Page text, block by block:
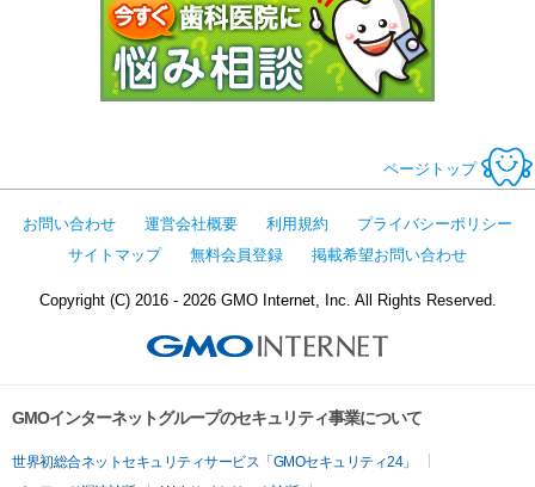
ページトップ
お問い合わせ 運営会社概要 利用規約
プライバシーポリシー
サイトマップ
無料会員登録 掲載希望お問い合わせ
Copyright (C) 2016 - 2026 GMO Internet, Inc. All Rights Reserved.
GMOインターネットグループのセキュリティ事業について
世界初総合ネットセキュリティサービス「GMOセキュリティ24」